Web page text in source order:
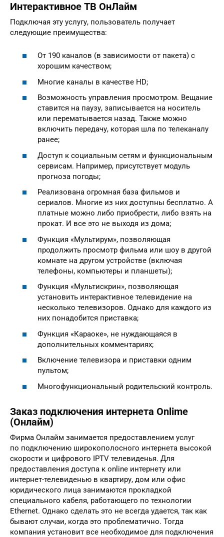
Интерактивное ТВ ОнЛайм
Подключая эту услугу, пользователь получает
следующие преимущества:
От 190 каналов (в зависимости от пакета) с
хорошим качеством;
Многие каналы в качестве HD;
Возможность управления просмотром. Вещание
ставится на паузу, записывается на носитель
или перематывается назад. Также можно
включить передачу, которая шла по телеканалу
ранее;
Доступ к социальным сетям и функциональным
сервисам. Например, присутствует модуль
прогноза погоды;
Реализована огромная база фильмов и
сериалов. Многие из них доступны бесплатно. А
платные можно либо приобрести, либо взять на
прокат. И все это не выходя из дома;
Функция «Мультирум», позволяющая
продолжить просмотр фильма или шоу в другой
комнате на другом устройстве (включая
телефоны, компьютеры и планшеты);
Функция «Мультискрин», позволяющая
установить интерактивное телевидение на
несколько телевизоров. Однако для каждого из
них понадобится приставка;
Функция «Караоке», не нуждающаяся в
дополнительных комментариях;
Включение телевизора и приставки одним
пультом;
Многофункциональный родительский контроль.
Заказ подключения интернета Onlime
(Онлайм)
Фирма Онлайм занимается предоставлением услуг
по подключению широкополосного интернета высокой
скорости и цифрового IPTV телевиденья. Для
предоставления доступа к online интернету или
интернет-телевиденью в квартиру, дом или офис
юридического лица занимаются прокладкой
специального кабеля, работающего по технологии
Ethernet. Однако сделать это не всегда удается, так как
бывают случаи, когда это проблематично. Тогда
компания установит все необходимое для подключения